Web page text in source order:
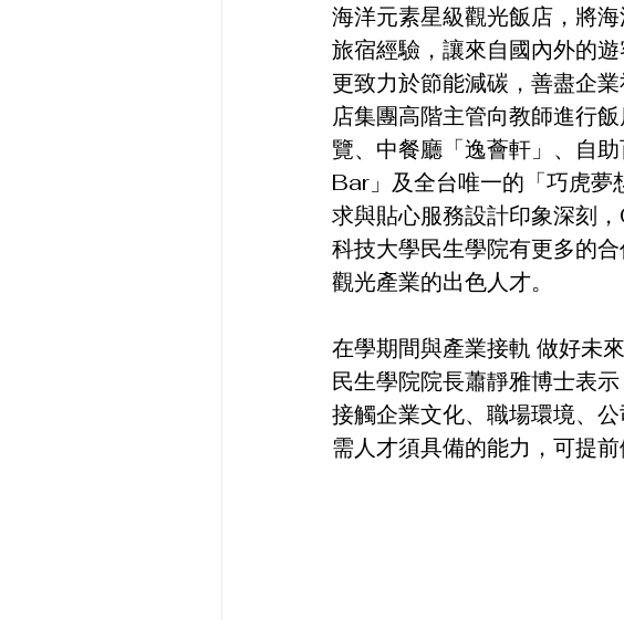
海洋元素星級觀光飯店，將
旅宿經驗，讓來自國內外的
更致力於節能減碳，善盡企
店集團高階主管向教師進行
覽、中餐廳「逸薈軒」、自
Bar」及全台唯一的「巧虎夢
求與貼心服務設計印象深刻
科技大學民生學院有更多的
觀光產業的出色人才。
在學期間與產業接軌 做好未
民生學院院長蕭靜雅博士表
接觸企業文化、職場環境、
需人才須具備的能力，可提